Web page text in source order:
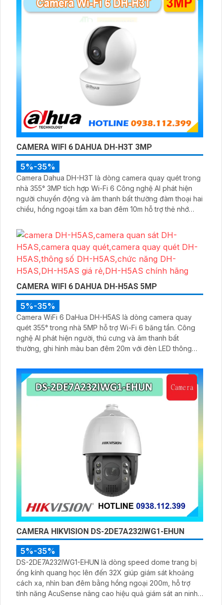
CAMERA WIFI 6 DAHUA DH-H3T 3MP
5%-35%
Camera Dahua DH-H3T là dòng camera quay quét trong
nhà 355° 3MP tích hợp Wi-Fi 6 Công nghệ AI phát hiện
người chuyển động và âm thanh bất thường đàm thoại hai
chiều, hồng ngoại tầm xa ban đêm 10m hỗ trợ thẻ nhớ
DMSS
CAMERA WIFI 6 DAHUA DH-H5AS 5MP
5%-35%
Camera WiFi 6 DaHua DH-H5AS là dòng camera quay
quét 355° trong nhà 5MP hỗ trợ Wi-Fi 6 băng tần. Công
nghệ AI phát hiện người, thú cưng và âm thanh bất
thường, ghi hình màu ban đêm 20m với đèn LED thông
dụng DMSS,
CAMERA HIKVISION DS-2DE7A232IWG1-EHUN
5%-35%
DS-2DE7A232IWG1-EHUN là dòng speed dome trang bị
ống kính quang học lên đến 32X giúp giám sát khoảng
cách xa, nhìn ban đêm bằng hồng ngoại 200m, hỗ trợ
tính năng AcuSense nâng cao hiệu quả giám sát an ninh,